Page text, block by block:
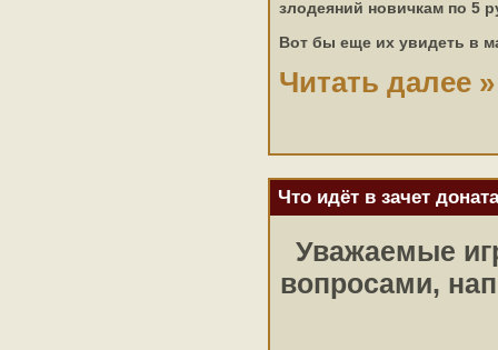
злодеяний новичкам по 5
Вот бы еще их увидеть в
Читать далее »
Что идёт в зачет
Уважаемые
вопросами,